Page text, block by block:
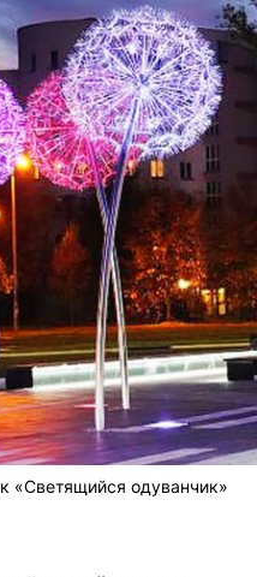
«Светящийся одуванчик»